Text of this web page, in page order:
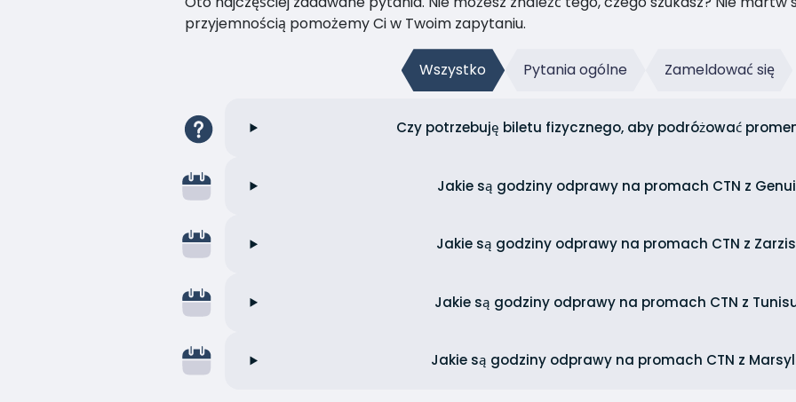
przyjemnością pomożemy Ci w Twoim zapytaniu.
Wszystko Pytania ogólne Zameldować się
Czy potrzebuję biletu fizycznego, aby podróżować
Jakie są godziny odprawy na promach CTN z
Jakie są godziny odprawy na promach CTN z
Jakie są godziny odprawy na promach CTN z
Jakie są godziny odprawy na promach CTN z